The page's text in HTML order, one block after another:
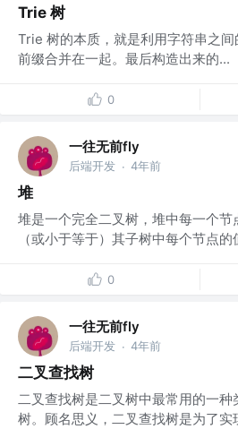
Trie 树
Trie 树的本质，就是利用字符串之
前缀合并在一起。最后构造出来的...
0
一往无前fly
后端开发 · 4年前
堆
堆是一个完全二叉树，堆中每一个
（或小于等于）其子树中每个节点的
0
一往无前fly
后端开发 · 4年前
二叉查找树
二叉查找树是二叉树中最常用的一种
树。顾名思义，二叉查找树是为了实